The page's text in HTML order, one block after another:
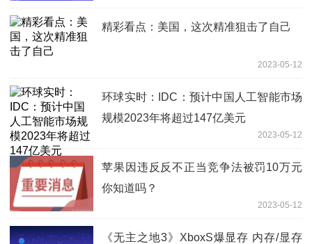
精彩看点：美国，这次精准狙击了自己
2023-05-12
环球实时：IDC：预计中国人工智能市场
规模2023年将超过147亿美元
2023-05-12
苹果因违反反不正当竞争法被罚10万元
你知道吗？
2023-05-12
《无主之地3》XboxS爆显存 内存/显存